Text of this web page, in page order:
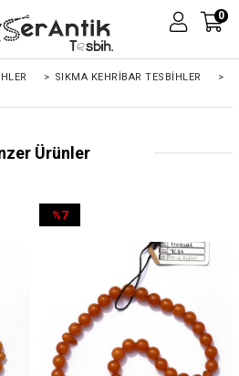
0
> SIKMA KEHRİBAR TESBİHLER
>
Ürünler
%7